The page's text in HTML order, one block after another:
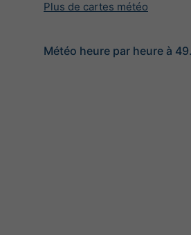
Plus de cartes météo
Météo heure par heure à